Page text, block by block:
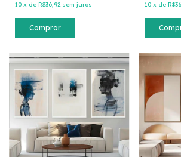
10 x de R$36,92 sem juros
Comprar
10 x de